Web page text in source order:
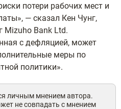
потери рабочих мест и
— сказал Кен Чунг,
Mizuho Bank Ltd.
с дефляцией, может
меры по
политики».
личным мнением автора.
не совпадать с мнением